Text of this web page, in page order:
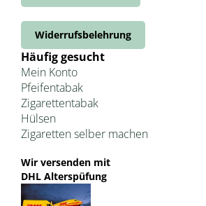
Widerrufsbelehrung
Häufig gesucht
Mein Konto
Pfeifentabak
Zigarettentabak
Hülsen
Zigaretten selber machen
Wir versenden mit
DHL Alterspüfung